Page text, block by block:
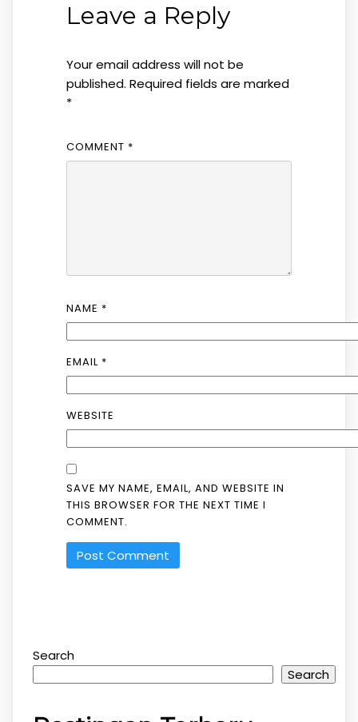
Leave a Reply
Your email address will not be
published. Required fields are marked
*
COMMENT *
NAME *
EMAIL *
WEBSITE
SAVE MY NAME, EMAIL, AND WEBSITE IN
THIS BROWSER FOR THE NEXT TIME I
COMMENT.
Search
Search